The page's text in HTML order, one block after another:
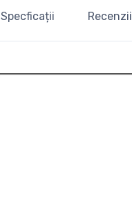
Specficații Recenzii